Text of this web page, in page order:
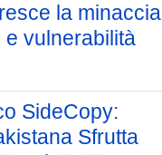
la minaccia
vulnerabilità
SideCopy:
Sfrutta